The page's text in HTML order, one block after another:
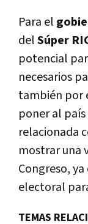
Para el
delSúper
potencial
necesarios
también por
poner al
relacionada
mostrar una
Congreso,
electoral
TEMAS